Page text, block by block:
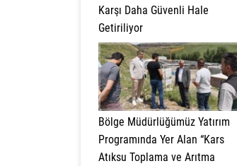
Karşı Daha Güvenli Hale
Getiriliyor
Bölge Müdürlüğümüz Yatırım
Programında Yer Alan “Kars
Atıksu Toplama ve Arıtma